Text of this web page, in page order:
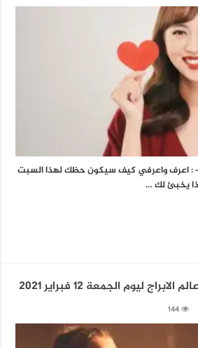
– : اعرف واعرفي كيف سيكون حظك لهذا السبت
ليوم الجمعة 12 فبراير 2021
144